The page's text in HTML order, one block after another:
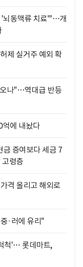
'뇌동맥류 치료'"…개
제 실거주 예외 확
나"…역대급 반등
억에 내놨다
금 증여보다 세금 7
령층
격 올리고 해외로
·러에 유리"
척'… 롯데마트,